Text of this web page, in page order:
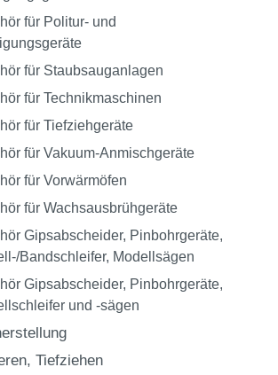
für Politur- und
für Staubsauganlagen
für Technikmaschinen
für Tiefziehgeräte
für Vakuum-Anmischgeräte
für Vorwärmöfen
für Wachsausbrühgeräte
Gipsabscheider, Pinbohrgeräte,
Bandschleifer, Modellsägen
Gipsabscheider, Pinbohrgeräte,
und -sägen
Tiefziehen